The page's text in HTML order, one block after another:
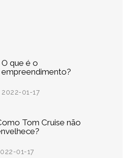
O que é o
empreendimento?
2022-01-17
Tom Cruise não
01-17